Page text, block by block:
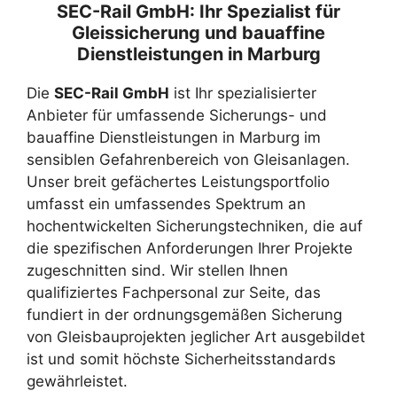
SEC-Rail GmbH: Ihr Spezialist für
Gleissicherung und bauaffine
Dienstleistungen in Marburg
Die SEC-Rail GmbH ist Ihr spezialisierter
Anbieter für umfassende Sicherungs- und
bauaffine Dienstleistungen in Marburg im
sensiblen Gefahrenbereich von Gleisanlagen.
Unser breit gefächertes Leistungsportfolio
umfasst ein umfassendes Spektrum an
hochentwickelten Sicherungstechniken, die auf
die spezifischen Anforderungen Ihrer Projekte
zugeschnitten sind. Wir stellen Ihnen
qualifiziertes Fachpersonal zur Seite, das
fundiert in der ordnungsgemäßen Sicherung
von Gleisbauprojekten jeglicher Art ausgebildet
ist und somit höchste Sicherheitsstandards
gewährleistet.